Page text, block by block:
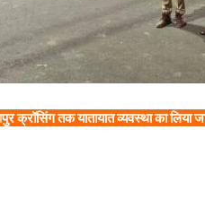
क्रॉसिंग तक यातायात व्यवस्था का